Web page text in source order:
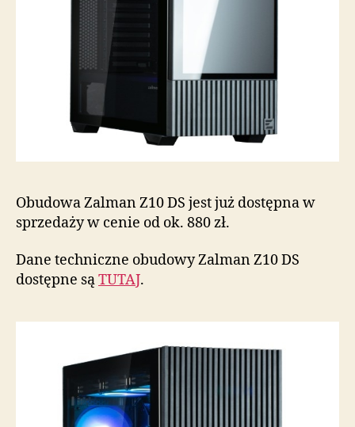
Obudowa Zalman Z10 DS jest już dostępna w
sprzedaży w cenie od ok. 880 zł.
Dane techniczne obudowy Zalman Z10 DS
dostępne sąTUTAJ.